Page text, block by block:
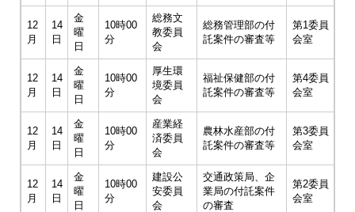
12
月
14
日
金
曜
日
10時00
分
総務文
教委員
会
総務管理部の付
託案件の審査等
第1委員
会室
12
月
14
日
金
曜
日
10時00
分
厚生環
境委員
会
福祉保健部の付
託案件の審査等
第4委員
会室
12
月
14
日
金
曜
日
10時00
分
産業経
済委員
会
農林水産部の付
託案件の審査等
第3委員
会室
12
月
14
日
金
曜
日
10時00
分
建設公
安委員
会
交通政策局、企
業局の付託案件
の審査
第2委員
会室